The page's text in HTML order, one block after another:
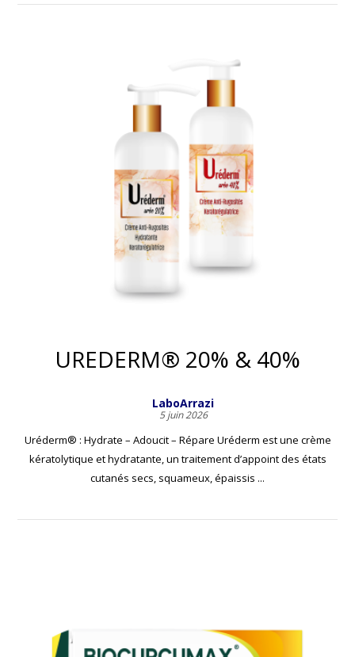
UREDERM® 20% & 40%
LaboArrazi
5 juin 2026
Uréderm® : Hydrate – Adoucit – Répare Uréderm est une crème
kératolytique et hydratante, un traitement d’appoint des états
cutanés secs, squameux, épaissis ...